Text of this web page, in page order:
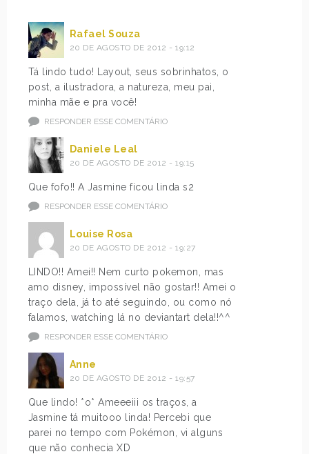
Rafael Souza
20 DE AGOSTO DE 2012 - 19:12
Tá lindo tudo! Layout, seus sobrinhatos, o
post, a ilustradora, a natureza, meu pai,
minha mãe e pra você!
RESPONDER ESSE COMENTÁRIO
Daniele Leal
20 DE AGOSTO DE 2012 - 19:15
Que fofo!! A Jasmine ficou linda s2
RESPONDER ESSE COMENTÁRIO
Louise Rosa
20 DE AGOSTO DE 2012 - 19:27
LINDO!! Amei!! Nem curto pokemon, mas
amo disney, impossível não gostar!! Amei o
traço dela, já to até seguindo, ou como nó
falamos, watching lá no deviantart dela!!^^
RESPONDER ESSE COMENTÁRIO
Anne
20 DE AGOSTO DE 2012 - 19:57
Que lindo! *o* Ameeeiii os traços, a
Jasmine tá muitooo linda! Percebi que
parei no tempo com Pokémon, vi alguns
que não conhecia XD